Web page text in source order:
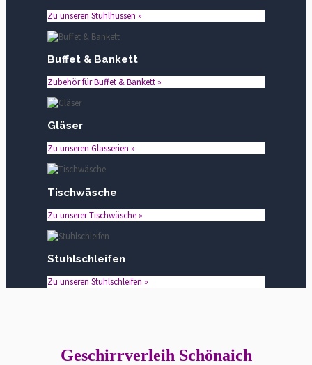
Zu unseren Stuhlhussen »
Buffet & Bankett
Zubehör für Buffet & Bankett »
Gläser
Zu unseren Glasserien »
Tischwäsche
Zu unserer Tischwäsche »
Stuhlschleifen
Zu unseren Stuhlschleifen »
Geschirrverleih Schönaich